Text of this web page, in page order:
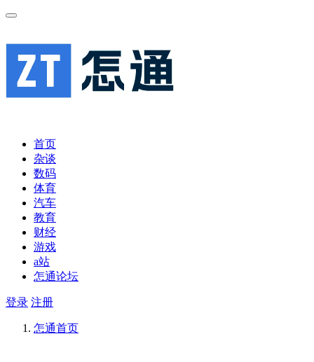
首页
杂谈
数码
体育
汽车
教育
财经
游戏
a站
怎通论坛
登录 注册
怎通首页